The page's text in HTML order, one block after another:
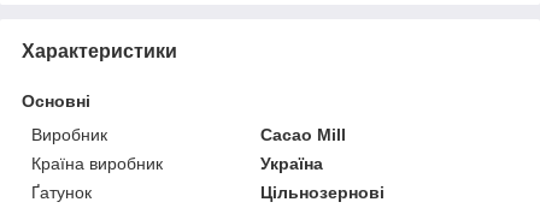
Характеристики
Основні
Виробник
Cacao Mill
Країна виробник
Україна
Ґатунок
Цільнозернові